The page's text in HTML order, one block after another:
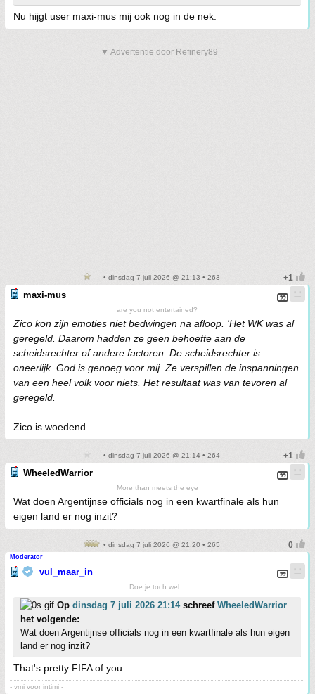
Nu hijgt user maxi-mus mij ook nog in de nek.
▼ Advertentie door Refinery89
• dinsdag 7 juli 2026 @ 21:13 • 263
maxi-mus
are you not entertained?
Zico kon zijn emoties niet bedwingen na afloop. 'Het WK was al
geregeld. Daarom hadden ze geen behoefte aan de
scheidsrechter of andere factoren. De scheidsrechter is
oneerlijk. God is genoeg voor mij. Ze verspillen de inspanningen
van een heel volk voor niets. Het resultaat was van tevoren al
geregeld.
Zico is woedend.
• dinsdag 7 juli 2026 @ 21:14 • 264
WheeledWarrior
More than meets the eye
Wat doen Argentijnse officials nog in een kwartfinale als hun
eigen land er nog inzit?
• dinsdag 7 juli 2026 @ 21:20 • 265
Moderator
vul_maar_in
Doe je toch wel...
Op dinsdag 7 juli 2026 21:14schreef WheeledWarrior
het volgende:
Wat doen Argentijnse officials nog in een kwartfinale als hun eigen
land er nog inzit?
That's pretty FIFA of you.
- vmi voor intimi -